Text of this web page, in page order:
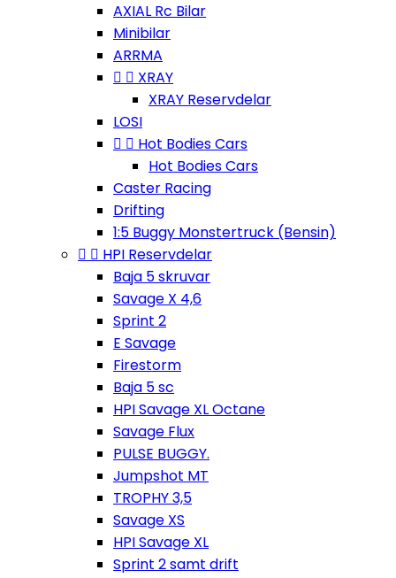
AXIAL Rc Bilar
Minibilar
ARRMA
  XRAY
XRAY Reservdelar
LOSI
  Hot Bodies Cars
Hot Bodies Cars
Caster Racing
Drifting
1:5 Buggy Monstertruck (Bensin)
  HPI Reservdelar
Baja 5 skruvar
Savage X 4,6
Sprint 2
E Savage
Firestorm
Baja 5 sc
HPI Savage XL Octane
Savage Flux
PULSE BUGGY.
Jumpshot MT
TROPHY 3,5
Savage XS
HPI Savage XL
Sprint 2 samt drift